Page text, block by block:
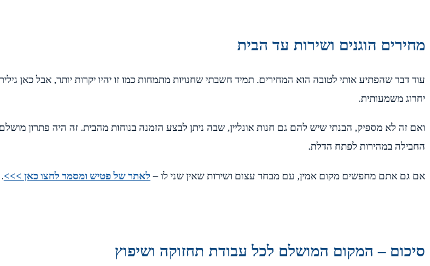
מחירים הוגנים ושירות עד הבית
עוד דבר שהפתיע אותי לטובה הוא המחירים. תמיד חשבתי שחנויות מתמחות כמו זו יהיו יקרות יותר, אבל כאן
יחרוג משמעותית.
ואם זה לא מספיק, הבנתי שיש להם גם חנות אונליין, שבה ניתן לבצע הזמנה בנוחות מהבית. זה היה פתרון
החבילה במהירות לפתח הדלת.
אם גם אתם מחפשים מקום אמין, עם מבחר עצום ושירות שאין שני לו – לאתר של פטיש ומסמר לחצו כאן >>>.
סיכום – המקום המושלם לכל עבודת תחזוקה ושיפוץ